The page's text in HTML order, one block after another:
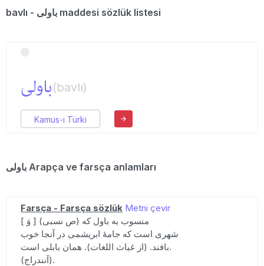
bavlı - باولی maddesi sözlük listesi
باولی(bavlı)
Kamus-ı Türki
باولی Arapça ve farsça anlamları
Farsça - Farsça sözlük Metni çevir
[ وَ ] (ص نسبی) منسوب به باول که
شهری است که جامهٔ ابریشمی در آنجا خوب
بافند. (از غیاث اللغات). همان بابلی است.
(آنندراج).